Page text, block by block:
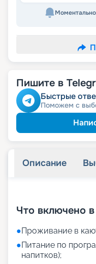
Пишите в
Быстрые
Поможем с
Описание
Что включено
●Проживание в
●Питание по
напитков);